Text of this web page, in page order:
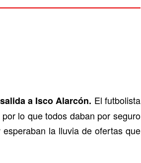
a Isco Alarcón. El futbolista
lo que todos daban por seguro
la lluvia de ofertas que